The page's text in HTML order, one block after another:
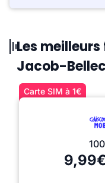
Les
Jacob-
Carte SIM à 1€